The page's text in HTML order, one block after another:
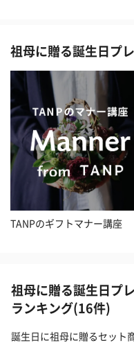
祖母に贈る誕生日プ
TANPのギフトマナー講座
祖母に贈る誕生日プ
ランキング(16件)
誕生日に祖母に贈るセット